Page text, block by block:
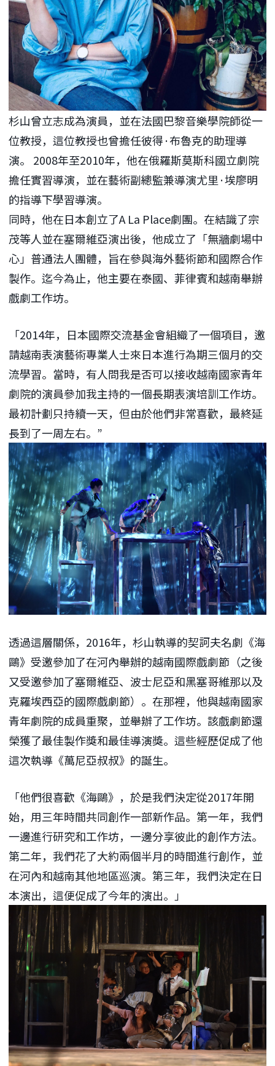
杉山曾立志成為演員，並在法國巴黎音樂學院師從一
位教授，這位教授也曾擔任彼得·布魯克的助理導
演。 2008年至2010年，他在俄羅斯莫斯科國立劇院
擔任實習導演，並在藝術副總監兼導演尤里·埃廖明
的指導下學習導演。
同時，他在日本創立了A La Place劇團。在結識了宗
茂等人並在塞爾維亞演出後，他成立了「無牆劇場中
心」普通法人團體，旨在參與海外藝術節和國際合作
製作。迄今為止，他主要在泰國、菲律賓和越南舉辦
戲劇工作坊。
「2014年，日本國際交流基金會組織了一個項目，邀
請越南表演藝術專業人士來日本進行為期三個月的交
流學習。當時，有人問我是否可以接收越南國家青年
劇院的演員參加我主持的一個長期表演培訓工作坊。
最初計劃只持續一天，但由於他們非常喜歡，最終延
長到了一周左右。”
透過這層關係，2016年，杉山執導的契訶夫名劇《海
鷗》受邀參加了在河內舉辦的越南國際戲劇節（之後
又受邀參加了塞爾維亞、波士尼亞和黑塞哥維那以及
克羅埃西亞的國際戲劇節）。在那裡，他與越南國家
青年劇院的成員重聚，並舉辦了工作坊。該戲劇節還
榮獲了最佳製作獎和最佳導演獎。這些經歷促成了他
這次執導《萬尼亞叔叔》的誕生。
「他們很喜歡《海鷗》，於是我們決定從2017年開
始，用三年時間共同創作一部新作品。第一年，我們
一邊進行研究和工作坊，一邊分享彼此的創作方法。
第二年，我們花了大約兩個半月的時間進行創作，並
在河內和越南其他地區巡演。第三年，我們決定在日
本演出，這便促成了今年的演出。」